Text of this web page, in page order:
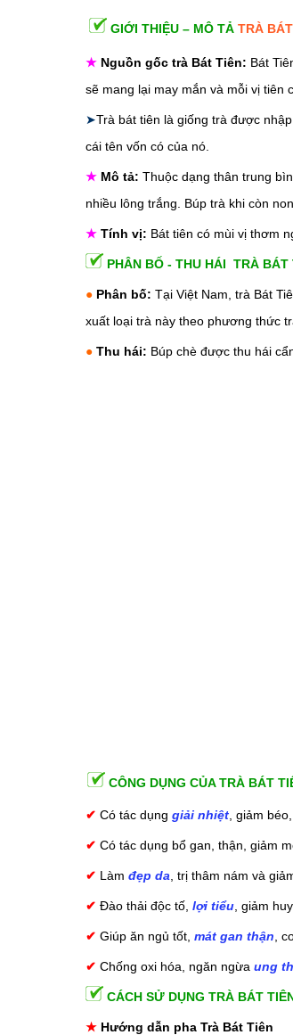
GIỚI THIỆU – MÔ TẢ TRÀ
★ Nguồn gốc trà Bát Tiên: Bát
sẽ mang lại may mắn và mỗi vị tiên
➤Trà bát tiên là giống trà được
cái tên vốn có của nó.
★ Mô tả: Thuộc dạng thân trung
nhiều lông trắng. Búp trà khi còn
★ Tính vị: Bát tiên có mùi vị thơm
PHÂN BỐ - THU HÁI TRÀ BÁT
● Phân bố: Tại Việt Nam, trà Bát
xuất loại trà này theo phương thức
● Thu hái: Búp chè được thu hái
CÔNG DỤNG CỦA TRÀ BÁT
✔ Có tác dụng giải nhiệt , giảm
✔ Có tác dụng bổ gan, thận, giảm
✔ Làm đẹp da , trị thâm nám và
✔ Đào thải độc tố, lợi tiểu , giảm
✔ Giúp ăn ngủ tốt, mát gan thận ,
✔ Chống oxi hóa, ngăn ngừa ung
CÁCH SỬ DỤNG TRÀ BÁT
★ Hướng dẫn pha Trà Bát Tiên